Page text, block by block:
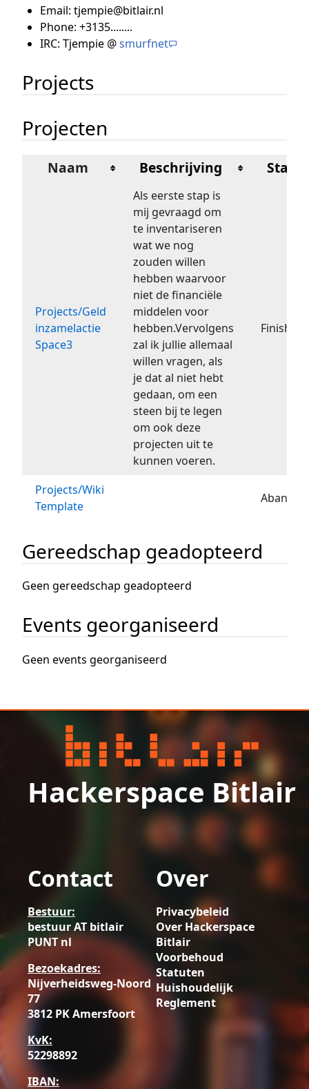
Email: tjempie@bitlair.nl
Phone: +3135........
IRC: Tjempie @smurfnet
Projects
Projecten
Naam Beschrijving Status
Projects/Geld
inzamelactie
Space3
Als eerste stap is
mij gevraagd om
te inventariseren
wat we nog
zouden willen
hebben waarvoor
niet de financiële
middelen voor
hebben.Vervolgens
zal ik jullie allemaal
willen vragen, als
je dat al niet hebt
gedaan, om een
steen bij te legen
om ook deze
projecten uit te
kunnen voeren.
Finished
Projects/Wiki
Template
Gereedschap geadopteerd
Geen gereedschap geadopteerd
Events georganiseerd
Geen events georganiseerd
Hackerspace Bitlair
Contact
Bestuur:
bestuur AT bitlair
PUNT nl
Bezoekadres:
Nijverheidsweg-Noord
77
3812 PK Amersfoort
KvK:
52298892
IBAN:
Over
Privacybeleid
Over Hackerspace
Bitlair
Voorbehoud
Statuten
Huishoudelijk
Reglement